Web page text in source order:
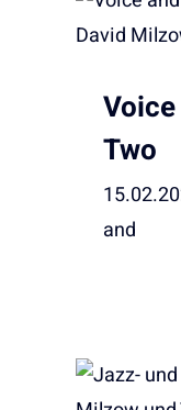
Two
and